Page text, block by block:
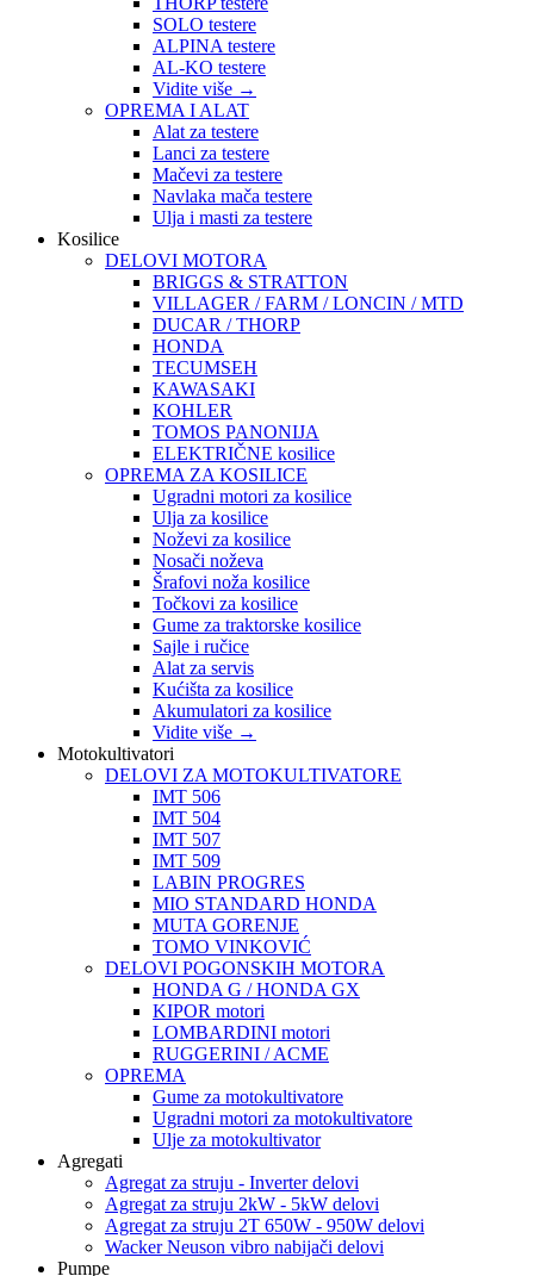
SOLO testere
ALPINA testere
AL-KO testere
Vidite više →
OPREMA I ALAT
Alat za testere
Lanci za testere
Mačevi za testere
Navlaka mača testere
Ulja i masti za testere
Kosilice
DELOVI MOTORA
BRIGGS & STRATTON
VILLAGER / FARM / LONCIN / MTD
DUCAR / THORP
HONDA
TECUMSEH
KAWASAKI
KOHLER
TOMOS PANONIJA
ELEKTRIČNE kosilice
OPREMA ZA KOSILICE
Ugradni motori za kosilice
Ulja za kosilice
Noževi za kosilice
Nosači noževa
Šrafovi noža kosilice
Točkovi za kosilice
Gume za traktorske kosilice
Sajle i ručice
Alat za servis
Kućišta za kosilice
Akumulatori za kosilice
Vidite više →
Motokultivatori
DELOVI ZA MOTOKULTIVATORE
IMT 506
IMT 504
IMT 507
IMT 509
LABIN PROGRES
MIO STANDARD HONDA
MUTA GORENJE
TOMO VINKOVIĆ
DELOVI POGONSKIH MOTORA
HONDA G / HONDA GX
KIPOR motori
LOMBARDINI motori
RUGGERINI / ACME
OPREMA
Gume za motokultivatore
Ugradni motori za motokultivatore
Ulje za motokultivator
Agregati
Agregat za struju - Inverter delovi
Agregat za struju 2kW - 5kW delovi
Agregat za struju 2T 650W - 950W delovi
Wacker Neuson vibro nabijači delovi
Pumpe